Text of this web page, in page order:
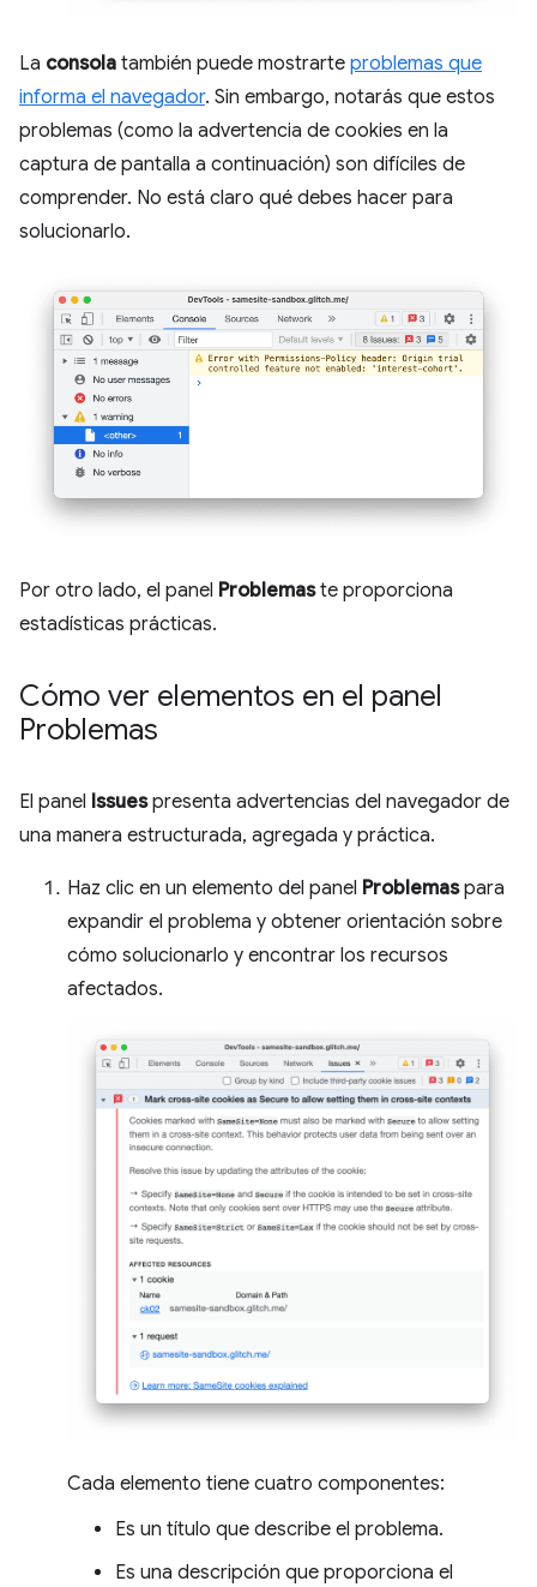
La consola también puede mostrarte problemas que
informa el navegador. Sin embargo, notarás que estos
problemas (como la advertencia de cookies en la
captura de pantalla a continuación) son difíciles de
comprender. No está claro qué debes hacer para
solucionarlo.
Por otro lado, el panel Problemaste proporciona
estadísticas prácticas.
Cómo ver elementos en el panel
Problemas
El panel Issuespresenta advertencias del navegador de
una manera estructurada, agregada y práctica.
Haz clic en un elemento del panel Problemaspara
expandir el problema y obtener orientación sobre
cómo solucionarlo y encontrar los recursos
afectados.
Cada elemento tiene cuatro componentes:
Es un título que describe el problema.
Es una descripción que proporciona el